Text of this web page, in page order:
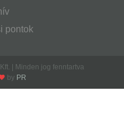
pontok
| Minden jog fenntartva
by PR